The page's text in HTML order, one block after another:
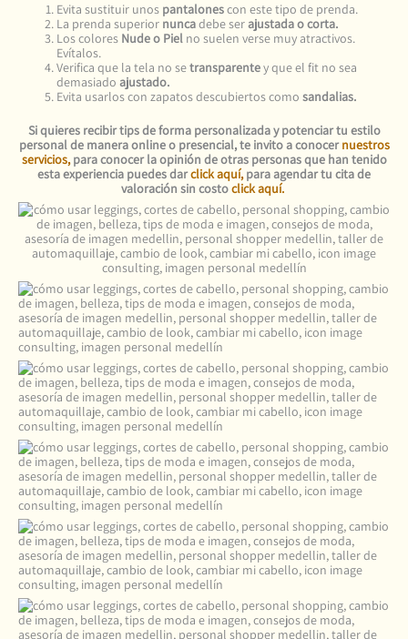
Evita sustituir unos pantalonescon este tipo de prenda.
La prenda superior nuncadebe serajustada o corta.
Los colores Nude o Piel no suelen verse muy atractivos.
Evítalos.
Verifica que la tela no setransparentey que el fit no sea
demasiado ajustado.
Evita usarlos con zapatos descubiertos como sandalias.
Si quieres recibir tips de forma personalizada y potenciar tu estilo
personal de manera online o presencial, te invito a conocernuestros
servicios,para conocer la opinión de otras personas que han tenido
esta experiencia puedes darclick aquí,para agendar tu cita de
valoración sin costoclick aquí.